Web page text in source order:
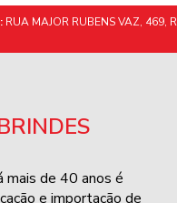
RUA MAJOR RUBENS VAZ, 469,
mais de 40 anos é
e importação de